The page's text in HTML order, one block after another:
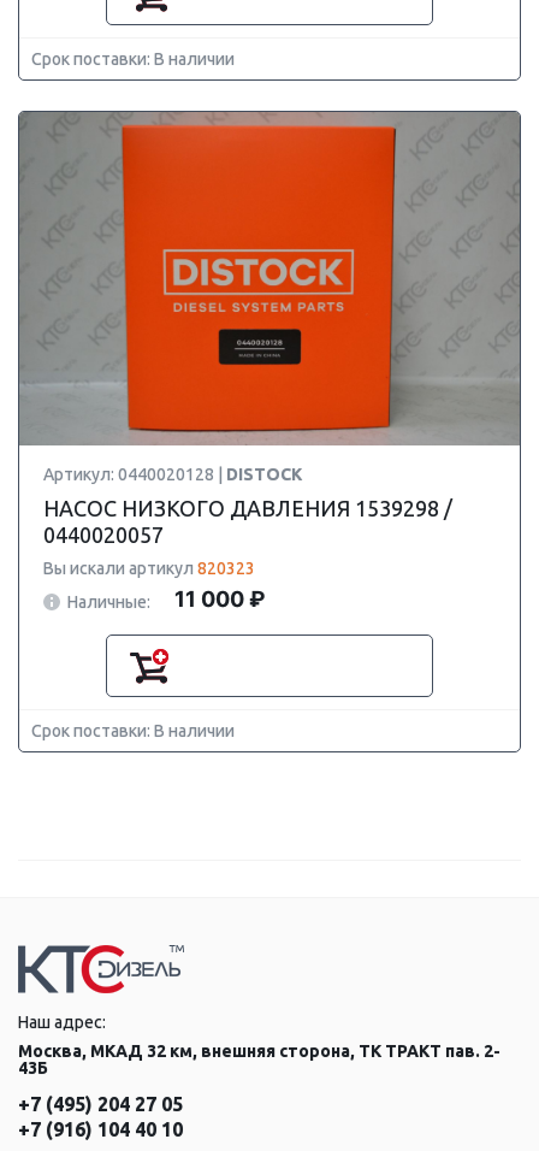
Срок поставки: В наличии
Артикул: 0440020128 | DISTOCK
НАСОС НИЗКОГО ДАВЛЕНИЯ 1539298 /
0440020057
Вы искали артикул 820323
Наличные:
11 000 ₽
Срок поставки: В наличии
Наш адрес:
Москва, МКАД 32 км, внешняя сторона, ТК ТРАКТ пав. 2-
43Б
+7 (495) 204 27 05
+7 (916) 104 40 10